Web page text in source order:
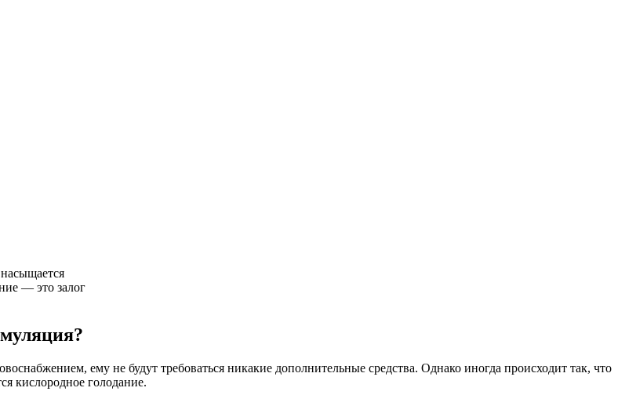
— это залог
ему не будут требоваться никакие дополнительные средства. Однако иногда происходит так, что
кислородное голодание.